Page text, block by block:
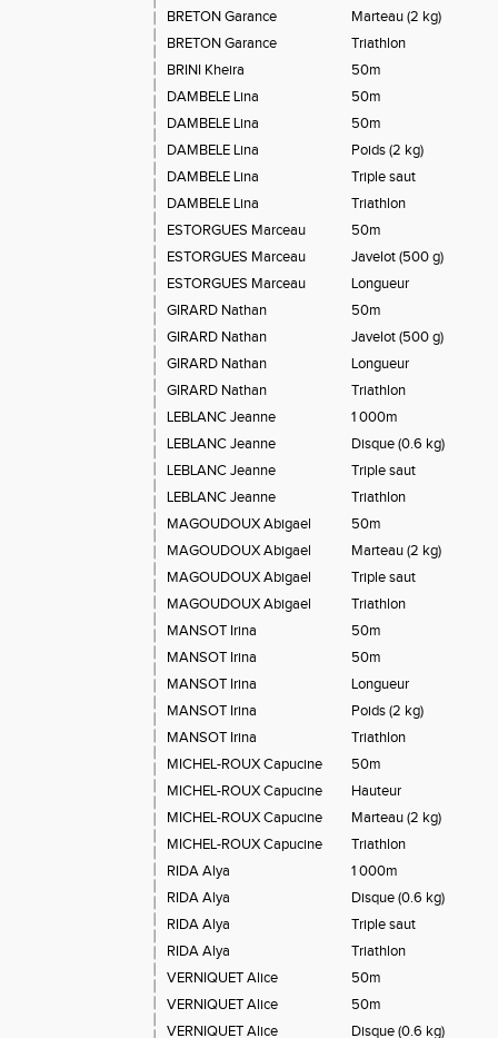
BRETON Garance
Marteau (2 kg)
BRETON Garance
Triathlon
BRINI Kheira
50m
DAMBELE Lina
50m
DAMBELE Lina
50m
DAMBELE Lina
Poids (2 kg)
DAMBELE Lina
Triple saut
DAMBELE Lina
Triathlon
ESTORGUES Marceau
50m
ESTORGUES Marceau
Javelot (500 g)
ESTORGUES Marceau
Longueur
GIRARD Nathan
50m
GIRARD Nathan
Javelot (500 g)
GIRARD Nathan
Longueur
GIRARD Nathan
Triathlon
LEBLANC Jeanne
1 000m
LEBLANC Jeanne
Disque (0.6 kg)
LEBLANC Jeanne
Triple saut
LEBLANC Jeanne
Triathlon
MAGOUDOUX Abigael
50m
MAGOUDOUX Abigael
Marteau (2 kg)
MAGOUDOUX Abigael
Triple saut
MAGOUDOUX Abigael
Triathlon
MANSOT Irina
50m
MANSOT Irina
50m
MANSOT Irina
Longueur
MANSOT Irina
Poids (2 kg)
MANSOT Irina
Triathlon
MICHEL-ROUX Capucine
50m
MICHEL-ROUX Capucine
Hauteur
MICHEL-ROUX Capucine
Marteau (2 kg)
MICHEL-ROUX Capucine
Triathlon
RIDA Alya
1 000m
RIDA Alya
Disque (0.6 kg)
RIDA Alya
Triple saut
RIDA Alya
Triathlon
VERNIQUET Alice
50m
VERNIQUET Alice
50m
VERNIQUET Alice
Disque (0.6 kg)